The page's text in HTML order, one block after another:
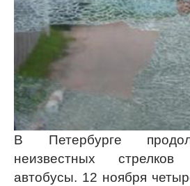
В Петербурге
неизвестных
автобусы. 12 ноября